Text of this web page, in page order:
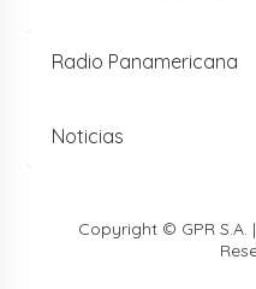
Radio Panamericana
Noticias
Copyright © GPR S.A.